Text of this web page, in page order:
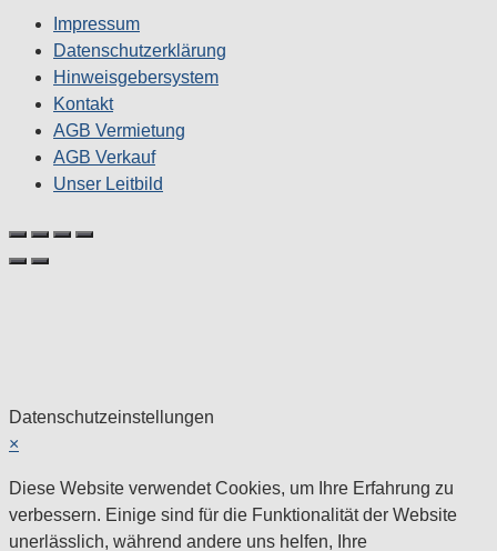
Impressum
Datenschutzerklärung
Hinweisgebersystem
Kontakt
AGB Vermietung
AGB Verkauf
Unser Leitbild
Datenschutzeinstellungen
×
Diese Website verwendet Cookies, um Ihre Erfahrung zu
verbessern. Einige sind für die Funktionalität der Website
unerlässlich, während andere uns helfen, Ihre